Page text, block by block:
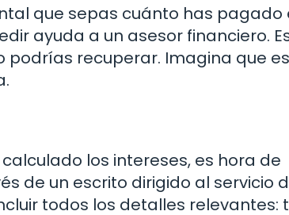
que sepas cuánto has pagado
ayuda a un asesor financiero.
podrías recuperar. Imagina que
los intereses, es hora de
de un escrito dirigido al servicio
todos los detalles relevantes: